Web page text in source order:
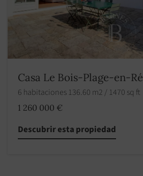
Casa Le Bois-Plage-en-Ré
6 habitaciones 136.60 m2 / 1470 sq ft
1 260 000 €
Descubrir esta propiedad